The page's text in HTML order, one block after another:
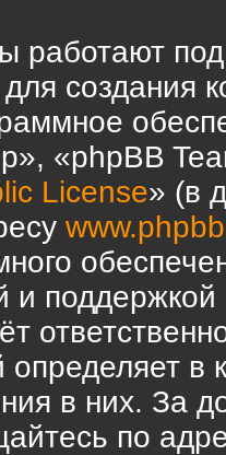
под
для создания
«phpBB
License» (в
и
в
в них. За
по